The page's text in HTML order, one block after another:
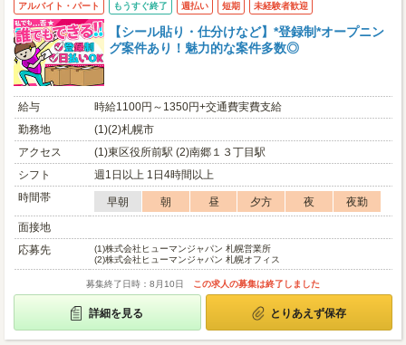
アルバイト・パート もうすぐ終了 週払い 短期 未経験者歓迎
【シール貼り・仕分けなど】*登録制*オープニン
グ案件あり！魅力的な案件多数◎
給与
時給1100円～1350円+交通費実費支給
勤務地
(1)(2)札幌市
アクセス
(1)東区役所前駅 (2)南郷１３丁目駅
シフト
週1日以上 1日4時間以上
時間帯
早朝 朝 昼 夕方 夜
夜勤
面接地
応募先
(1)株式会社ヒューマンジャパン 札幌営業所
(2)株式会社ヒューマンジャパン 札幌オフィス
募集終了日時：8月10日 この求人の募集は終了しました
詳細を見る とりあえず保存